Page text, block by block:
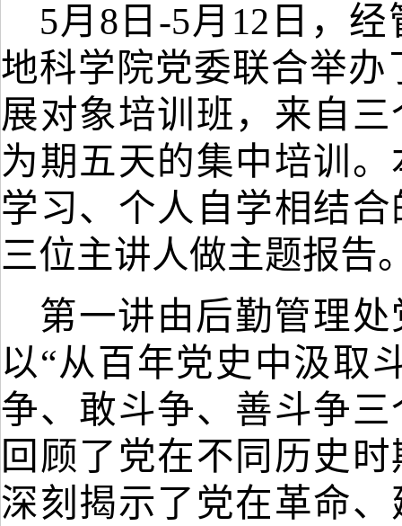
5月8日-5月12日，
地科学院党委联合举办
展对象培训班，来自
为期五天的集中培训
学习、个人自学相结
三位主讲人做主题报告
第一讲由后勤管理
以“从百年党史中汲取
争、敢斗争、善斗争
回顾了党在不同历史
深刻揭示了党在革命